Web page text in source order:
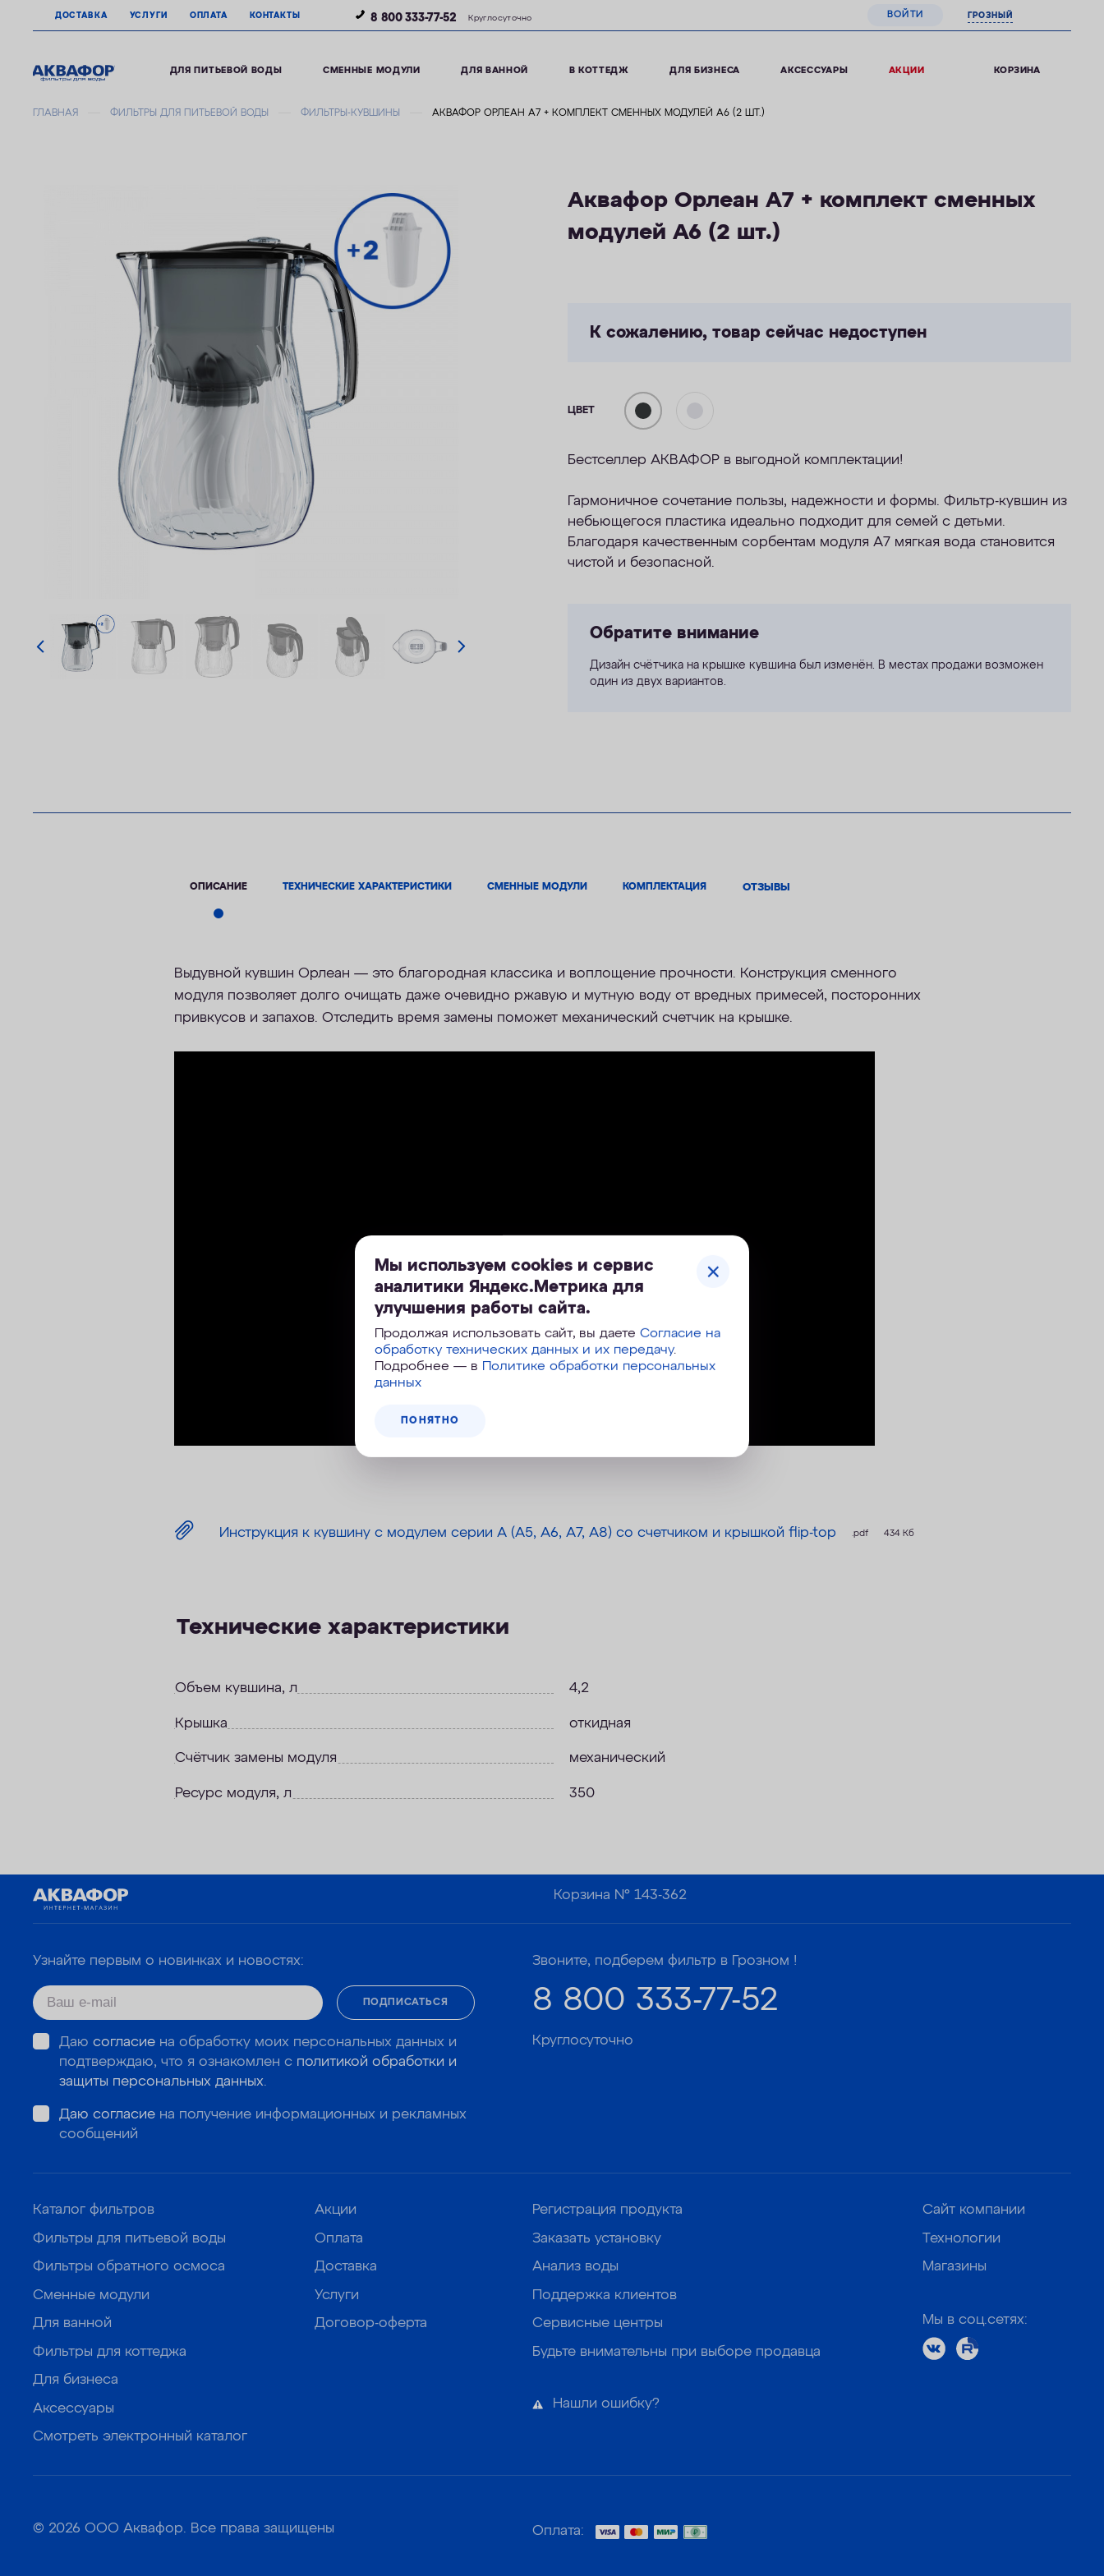
ДОСТАВКА УСЛУГИ ОПЛАТА КОНТАКТЫ 8 800 333-77-52 Круглосуточно ВОЙТИ ГРОЗНЫЙ
ДЛЯ ПИТЬЕВОЙ ВОДЫ СМЕННЫЕ МОДУЛИ ДЛЯ ВАННОЙ В КОТТЕДЖ ДЛЯ БИЗНЕСА АКСЕССУАРЫ АКЦИИ КОРЗИНА
ГЛАВНАЯ ФИЛЬТРЫ ДЛЯ ПИТЬЕВОЙ ВОДЫ ФИЛЬТРЫ-КУВШИНЫ АКВАФОР ОРЛЕАН А7 + КОМПЛЕКТ СМЕННЫХ МОДУЛЕЙ А6 (2 ШТ.)
Аквафор Орлеан А7 + комплект сменных
модулей А6 (2 шт.)
К сожалению, товар сейчас недоступен
ЦВЕТ
Бестселлер АКВАФОР в выгодной комплектации!
Гармоничное сочетание пользы, надежности и формы. Фильтр-кувшин из
небьющегося пластика идеально подходит для семей с детьми.
Благодаря качественным сорбентам модуля А7 мягкая вода становится
чистой и безопасной.
Обратите внимание
Дизайн счётчика на крышке кувшина был изменён. В местах продажи возможен
один из двух вариантов.
ОПИСАНИЕ ТЕХНИЧЕСКИЕ ХАРАКТЕРИСТИКИ СМЕННЫЕ МОДУЛИ КОМПЛЕКТАЦИЯ ОТЗЫВЫ
Выдувной кувшин Орлеан — это благородная классика и воплощение прочности. Конструкция сменного
модуля позволяет долго очищать даже очевидно ржавую и мутную воду от вредных примесей, посторонних
привкусов и запахов. Отследить время замены поможет механический счетчик на крышке.
Инструкция к кувшину с модулем серии А (А5, А6, А7, А8) со счетчиком и крышкой flip-top .pdf 434 Кб
Технические характеристики
Объем кувшина, л 4,2
Крышка откидная
Счётчик замены модуля механический
Ресурс модуля, л 350
Мы используем cookies и сервис
аналитики Яндекс.Метрика для
улучшения работы сайта.
Продолжая использовать сайт, вы даете Согласие на
обработку технических данных и их передачу.
Подробнее — в
Политике обработки персональных
данных
ПОНЯТНО
Корзина №143-362
Узнайте первым о новинках и новостях:
ПОДПИСАТЬСЯ
Даю согласиена обработку моих персональных данных и
подтверждаю, что я ознакомлен с политикой обработки и
защиты персональных данных.
Даю согласиена получение информационных и рекламных
сообщений
Звоните, подберем фильтр в Грозном !
8 800 333-77-52
Круглосуточно
Каталог фильтров
Фильтры для питьевой воды
Фильтры обратного осмоса
Сменные модули
Для ванной
Фильтры для коттеджа
Для бизнеса
Аксессуары
Смотреть электронный каталог
Акции
Оплата
Доставка
Услуги
Договор-оферта
Регистрация продукта
Заказать установку
Анализ воды
Поддержка клиентов
Сервисные центры
Будьте внимательны при выборе продавца
Нашли ошибку?
Сайт компании
Технологии
Магазины
Мы в соц.сетях:
© 2026 ООО Аквафор. Все права защищены Оплата: